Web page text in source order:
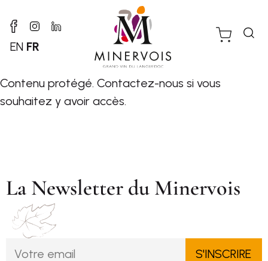
EN FR
Contenu protégé. Contactez-nous si vous
souhaitez y avoir accès.
La Newsletter du Minervois